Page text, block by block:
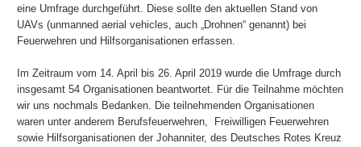
eine Umfrage durchgeführt. Diese sollte den aktuellen Stand von
UAVs (unmanned aerial vehicles, auch „Drohnen“ genannt) bei
Feuerwehren und Hilfsorganisationen erfassen.
Im Zeitraum vom 14. April bis 26. April 2019 wurde die Umfrage durch
insgesamt 54 Organisationen beantwortet. Für die Teilnahme möchten
wir uns nochmals Bedanken. Die teilnehmenden Organisationen
waren unter anderem Berufsfeuerwehren, Freiwilligen Feuerwehren
sowie Hilfsorganisationen der Johanniter, des Deutsches Rotes Kreuz